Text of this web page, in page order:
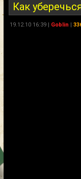
Как
19.12.10 16:39 | Goblin |